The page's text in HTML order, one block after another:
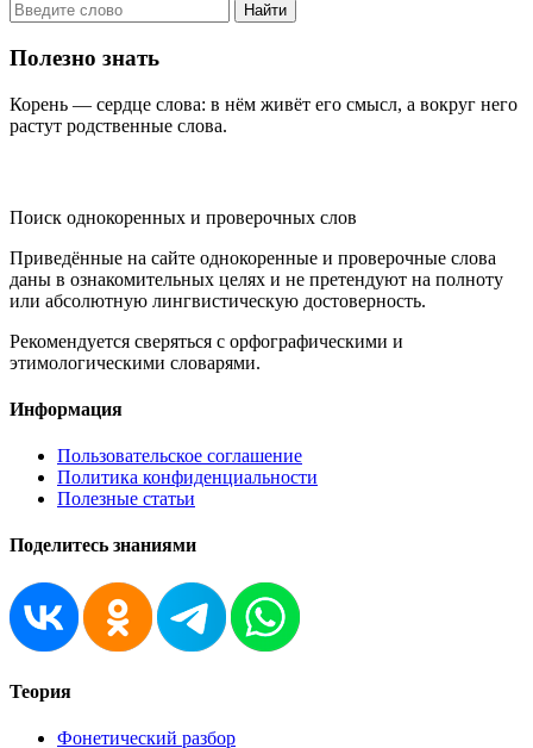
Найти
Полезно знать
Корень — сердце слова: в нём живёт его смысл, а вокруг него
растут родственные слова.
Поиск однокоренных и проверочных слов
Приведённые на сайте однокоренные и проверочные слова
даны в ознакомительных целях и не претендуют на полноту
или абсолютную лингвистическую достоверность.
Рекомендуется сверяться с орфографическими и
этимологическими словарями.
Информация
Пользовательское соглашение
Политика конфиденциальности
Полезные статьи
Поделитесь знаниями
Теория
Фонетический разбор